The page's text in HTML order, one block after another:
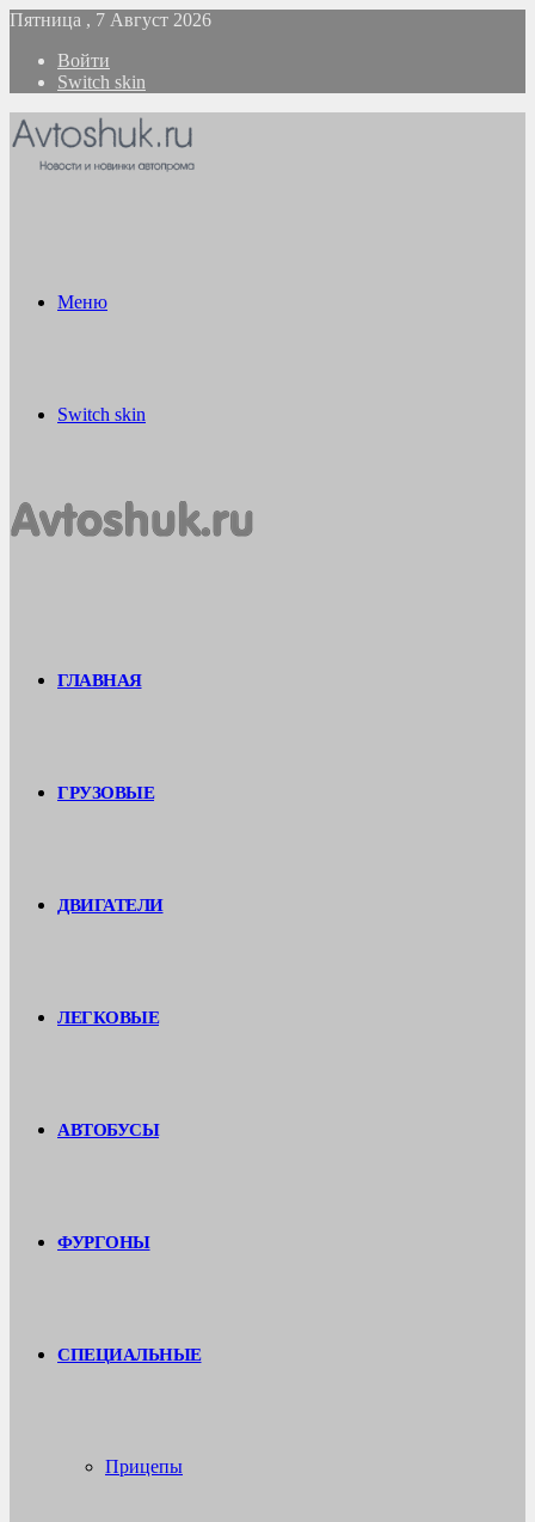
Пятница , 7 Август 2026
Войти
Switch skin
Меню
Switch skin
ГЛАВНАЯ
ГРУЗОВЫЕ
ДВИГАТЕЛИ
ЛЕГКОВЫЕ
АВТОБУСЫ
ФУРГОНЫ
СПЕЦИАЛЬНЫЕ
Прицепы